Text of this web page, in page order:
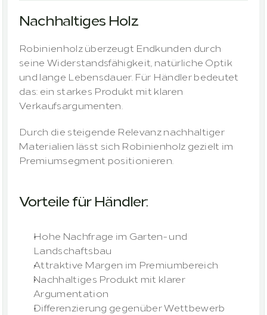
Nachhaltiges Holz
Robinienholz überzeugt Endkunden durch
seine Widerstandsfähigkeit, natürliche Optik
und lange Lebensdauer. Für Händler bedeutet
das: ein starkes Produkt mit klaren
Verkaufsargumenten.
Durch die steigende Relevanz nachhaltiger
Materialien lässt sich Robinienholz gezielt im
Premiumsegment positionieren.
Vorteile für Händler:
Hohe Nachfrage im Garten- und
Landschaftsbau
Attraktive Margen im Premiumbereich
Nachhaltiges Produkt mit klarer
Argumentation
Differenzierung gegenüber Wettbewerb